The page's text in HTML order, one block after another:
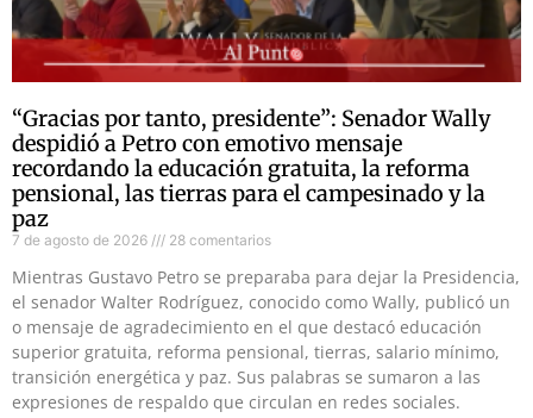
“Gracias por tanto, presidente”: Senador Wally
despidió a Petro con emotivo mensaje
recordando la educación gratuita, la reforma
pensional, las tierras para el campesinado y la
paz
7 de agosto de 2026 28 comentarios
Mientras Gustavo Petro se preparaba para dejar la Presidencia,
el senador Walter Rodríguez, conocido como Wally, publicó un
o mensaje de agradecimiento en el que destacó educación
superior gratuita, reforma pensional, tierras, salario mínimo,
transición energética y paz. Sus palabras se sumaron a las
expresiones de respaldo que circulan en redes sociales.